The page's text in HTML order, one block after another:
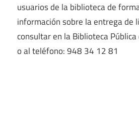
usuarios de la biblioteca de
información sobre la entrega de
consultar en la Biblioteca
o al teléfono: 948 34 12 81